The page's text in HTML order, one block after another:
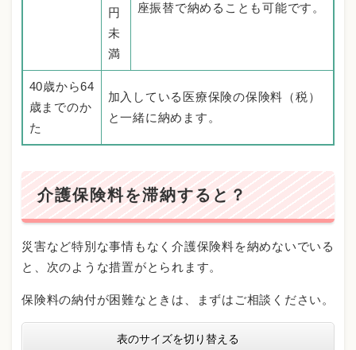
円
未
満
座振替で納めることも可能です。
40歳から64
歳までのか
た
加入している医療保険の保険料（税）
と一緒に納めます。
介護保険料を滞納すると？
災害など特別な事情もなく介護保険料を納めないでいる
と、次のような措置がとられます。
保険料の納付が困難なときは、まずはご相談ください。
表のサイズを切り替える